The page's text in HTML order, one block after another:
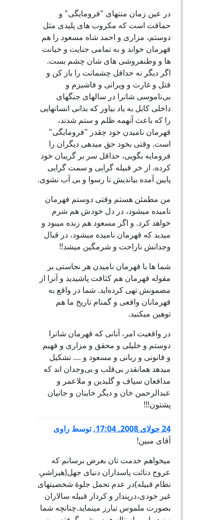
در عین زمان منتهای "فرومایگی" و
حماقت است که مکروب های پلیدی مثل
دوستم، مزاری و احمد شاه مسعود را هم
قهرمان خواند و به تمامی جنایت و خیانت
ها و وطنفروشی های شان چشم بست.
اگر دیگر نه حداقل چشمانت را باز کن و
قتل و غارت و ویرانی و فاشیزم و
بی‌ناموسی شانرا در سالهای جنگهای
داخلی کابل به یاد بیاور که بدانی انسانهایی
را که باعث آنهمه ظلم و ستم شدند،
قهرمان نامیدن خود چقدر "فرومایگی"
است. وقتی بخود حق میدهی دیگران را
فرومایه بگویی، حداقل سر بر گریبان خود
کرده، از خر قبیله گرایی و سمت گرایی
پایین آمده بیاندیش تا رسوا و بی آب نشوی.
من مطمئن هستم وقتی دوستم قهرمان
نامیده میشود، در دل خودش هم شرم
خواهد کرد. و اگر مسعود هم زنده میبود و
میدید که قهرمان نامیده میشود، در قبال
وجدانش ناراحت و شرمگین میشد!!
شما ها با قهرمان نامیدن هر نجاستی بر
مقوله قهرمان هم کثافت پاشیدید و آنرا از
مضمونش تهی کرده‌اید. شما در واقع به
قهرمانان واقعی و گمنام تاریخ ما هم
توهین میکنید.
در واقعیت امر، آنانی که قهرمان شانرا
دوستم و خلیلی و محقق و مزاری و فهیم
و قانونی و ربانی و مسعود و .... تشکیل
میدهد همانقدر بی‌قلب و بی‌وجدان اند که
مدافعان سیاف و گلبدین و ملاعمر و
عبدالرحمن خان و دیگر خاینان و جانیان
پشتون!!!
24 جولای 2008, 17:04 ,توسط راوی
آقای مبین!
میخواهم خدمت تان بعرض برسانم که
عروج دنائت پاسداران دنیای جهل(هیراشیِ
نظام قبیله)در عدم تحمل جلوۀ شخصیتهای
غیر خودی،درپندار و کردار قبیله سالاران
بصورت ملموس تبارز مینماید.چنانچه شما